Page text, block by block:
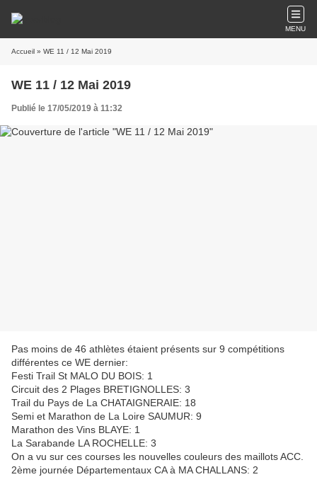
MENU
Accueil » WE 11 / 12 Mai 2019
WE 11 / 12 Mai 2019
Publié le 17/05/2019 à 11:32
Pas moins de 46 athlètes étaient présents sur 9 compétitions
différentes ce WE dernier:
Festi Trail St MALO DU BOIS: 1
Circuit des 2 Plages BRETIGNOLLES: 3
Trail du Pays de La CHATAIGNERAIE: 18
Semi et Marathon de La Loire SAUMUR: 9
Marathon des Vins BLAYE: 1
La Sarabande LA ROCHELLE: 3
On a vu sur ces courses les nouvelles couleurs des maillots ACC.
2ème journée Départementaux CA à MA CHALLANS: 2